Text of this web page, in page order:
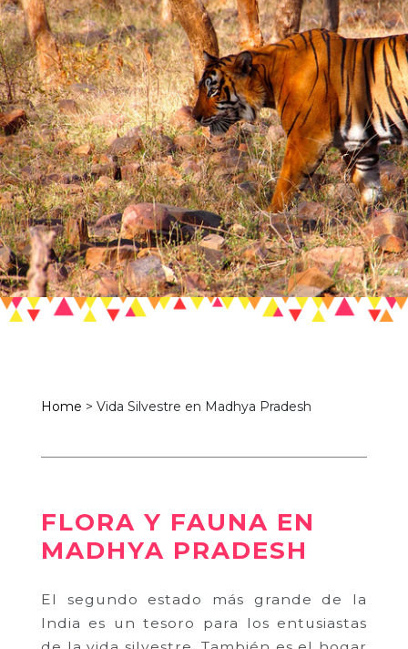
Home > Vida Silvestre en Madhya Pradesh
FLORA Y FAUNA EN
MADHYA PRADESH
El segundo estado más grande de la
India es un tesoro para los entusiastas